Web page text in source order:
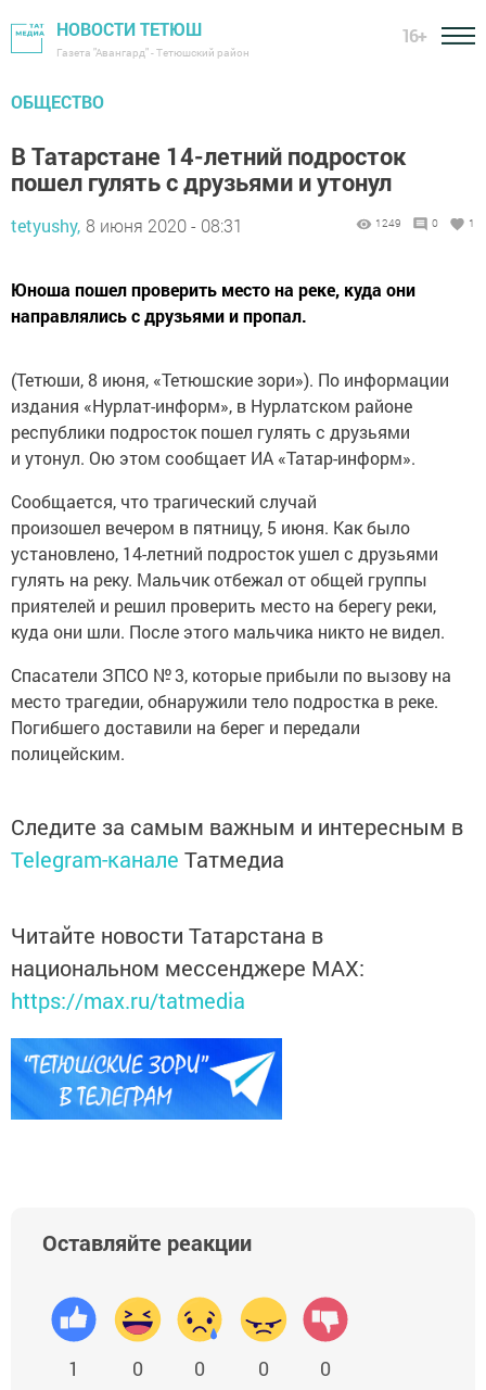
НОВОСТИ ТЕТЮШ
Газета "Авангард" - Тетюшский район
16+
ОБЩЕСТВО
В Татарстане 14-летний подросток
пошел гулять с друзьями и утонул
tetyushy, 8 июня 2020 - 08:31 1249 0 1
Юноша пошел проверить место на реке, куда они
направлялись с друзьями и пропал.
(Тетюши, 8 июня, «Тетюшские зори»). По информации
издания «Нурлат-информ», в Нурлатском районе
республики подросток пошел гулять с друзьями
и утонул. Ою этом сообщает ИА «Татар-информ».
Сообщается, что трагический случай
произошел вечером в пятницу, 5 июня. Как было
установлено, 14-летний подросток ушел с друзьями
гулять на реку. Мальчик отбежал от общей группы
приятелей и решил проверить место на берегу реки,
куда они шли. После этого мальчика никто не видел.
Спасатели ЗПСО № 3, которые прибыли по вызову на
место трагедии, обнаружили тело подростка в реке.
Погибшего доставили на берег и передали
полицейским.
Следите за самым важным и интересным в
Telegram-канале Татмедиа
Читайте новости Татарстана в
национальном мессенджере MАХ:
https://max.ru/tatmedia
Оставляйте реакции
1 0 0 0 0